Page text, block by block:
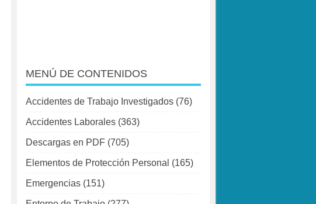
MENÚ DE CONTENIDOS
Accidentes de Trabajo Investigados (76)
Accidentes Laborales (363)
Descargas en PDF (705)
Elementos de Protección Personal (165)
Emergencias (151)